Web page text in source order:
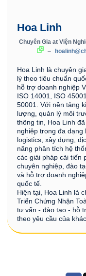
Hoa Linh
Chuyên Gia at Viện
–
Hoa Linh là chuyên
lý theo tiêu chuẩn
hỗ trợ doanh nghiệp
ISO 14001, ISO
50001. Với nền tảng
lượng, quản lý môi
thông tin, Hoa Linh
nghiệp trong đa dạng
logistics, xây dựng,
năng phân tích hệ
các giải pháp cải tiến
chuyên nghiệp, đào
và hỗ trợ doanh
quốc tế.
Hiện tại, Hoa Linh là
Triển Chứng Nhận
tư vấn - đào tạo - hỗ
theo yêu cầu của